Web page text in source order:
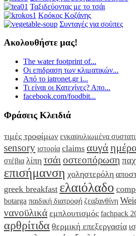
Ταξιδεύοντας με το τσάι
Κρόκος Κοζάνης
Συνταγές για σούπες
Ακολουθήστε μας!
The water footprint of...
Οι επιδραση των κλιματικών...
Από το iatronet.gr i...
Τι είναι οι Κατεχίνες? Απο...
facebook.com/foodbit...
Φράσεις Κλειδιά
τιμές τροφίμων ενκαψυλιωμένα
sensory ιστορία claims αυγά
στέβια λίπη τσάι οστεοπόρωση
επισήμανση χοληστερόλη
greek breakfast ελαιόλαδο
botarga παιδική διατροφή ζεαξανθίνη
νανοϋλικά εμπλουτισμός fachpack
αρθρίτιδα θερμική επεξεργασία